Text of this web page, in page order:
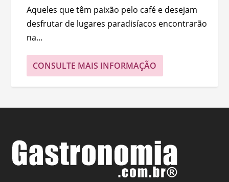
Aqueles que têm paixão pelo café e desejam
desfrutar de lugares paradisíacos encontrarão
na...
CONSULTE MAIS INFORMAÇÃO